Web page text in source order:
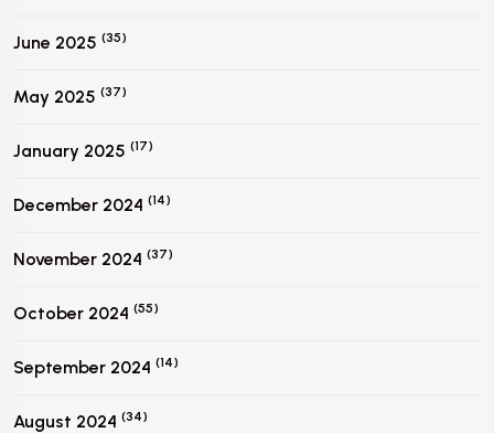
June 2025 (35)
May 2025 (37)
January 2025 (17)
December 2024 (14)
November 2024 (37)
October 2024 (55)
September 2024 (14)
August 2024 (34)